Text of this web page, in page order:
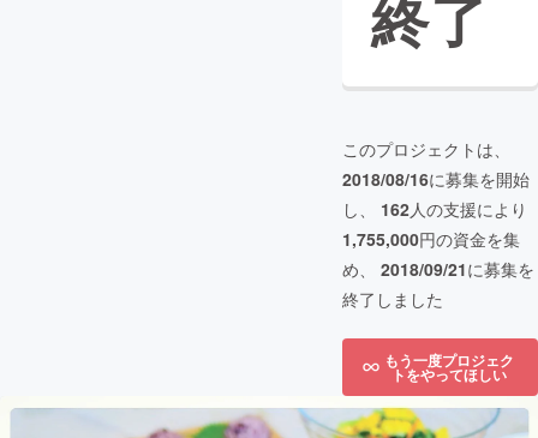
終了
このプロジェクトは、
2018/08/16に募集を開始
し、 162人の支援により
1,755,000円の資金を集
め、 2018/09/21に募集を
終了しました
もう一度プロジェク
トをやってほしい